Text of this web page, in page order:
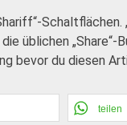
üblichen
bevor du diesen
teilen